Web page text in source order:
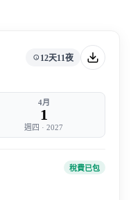
12天11夜
4月
1
週四 · 2027
稅費已包